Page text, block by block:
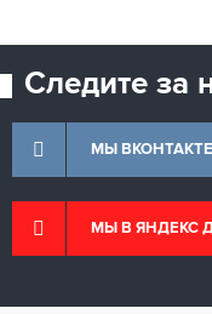
Следите за
МЫ ВКОНТАКТЕ
МЫ В ЯНДЕКС